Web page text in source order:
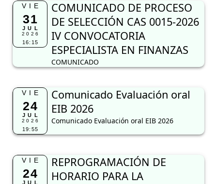
VIE
31
JUL
2026
16:15
COMUNICADO DE PROCESO
DE SELECCIÓN CAS 0015-2026
IV CONVOCATORIA
ESPECIALISTA EN FINANZAS
COMUNICADO
VIE
24
JUL
2026
19:55
Comunicado Evaluación oral
EIB 2026
Comunicado Evaluación oral EIB 2026
VIE
24
JUL
REPROGRAMACIÓN DE
HORARIO PARA LA